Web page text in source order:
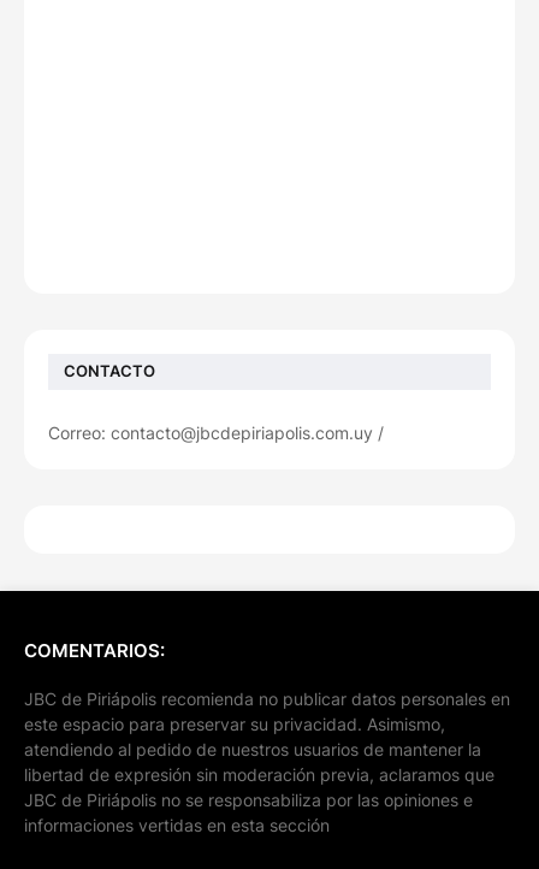
CONTACTO
Correo: contacto@jbcdepiriapolis.com.uy /
COMENTARIOS:
JBC de Piriápolis recomienda no publicar datos personales en
este espacio para preservar su privacidad. Asimismo,
atendiendo al pedido de nuestros usuarios de mantener la
libertad de expresión sin moderación previa, aclaramos que
JBC de Piriápolis no se responsabiliza por las opiniones e
informaciones vertidas en esta sección